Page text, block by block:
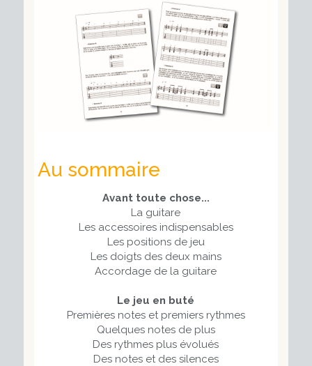
Au sommaire
Avant toute chose...
La guitare
Les accessoires indispensables
Les positions de jeu
Les doigts des deux mains
Accordage de la guitare
Le jeu en buté
Premières notes et premiers rythmes
Quelques notes de plus
Des rythmes plus évolués
Des notes et des silences